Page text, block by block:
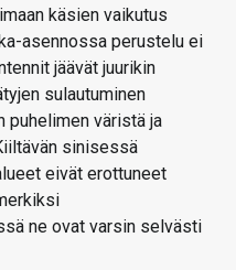
käsien vaikutus
asennossa perustelu ei
jäävät juurikin
sulautuminen
puhelimen väristä ja
sinisessä
eivät erottuneet
ne ovat varsin selvästi